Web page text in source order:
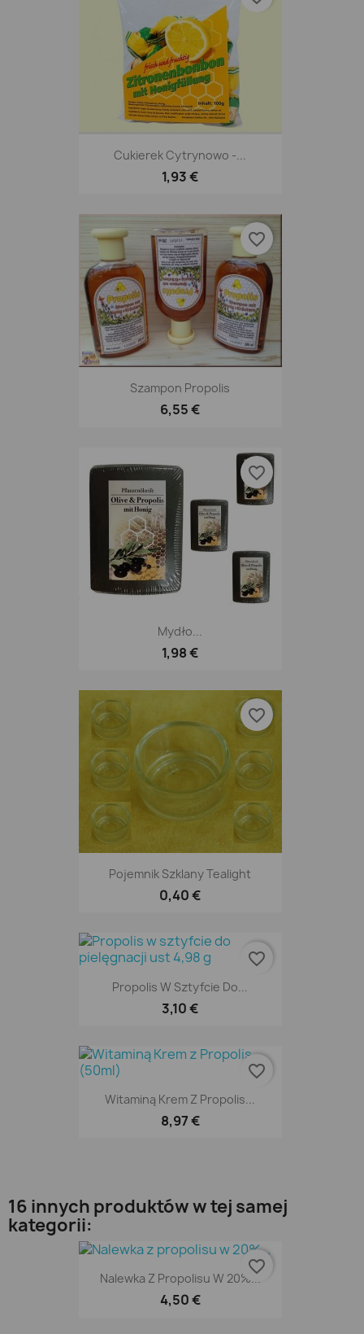
Cukierek Cytrynowo -...
1,93 €
Szampon Propolis
6,55 €
favorite_border
Mydło...
1,98 €
favorite_border
Pojemnik Szklany Tealight
0,40 €
favorite_border
Propolis W Sztyfcie Do...
3,10 €
favorite_border
Witaminą Krem Z Propolis...
8,97 €
favorite_border
16 innych produktów w tej samej
kategorii:
Nalewka Z Propolisu W 20%...
4,50 €
favorite_border